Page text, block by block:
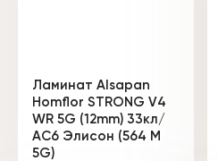
Ламинат Alsapan
Homflor STRONG V4
WR 5G (12mm) 33кл/
АС6 Элисон (564 М
5G)